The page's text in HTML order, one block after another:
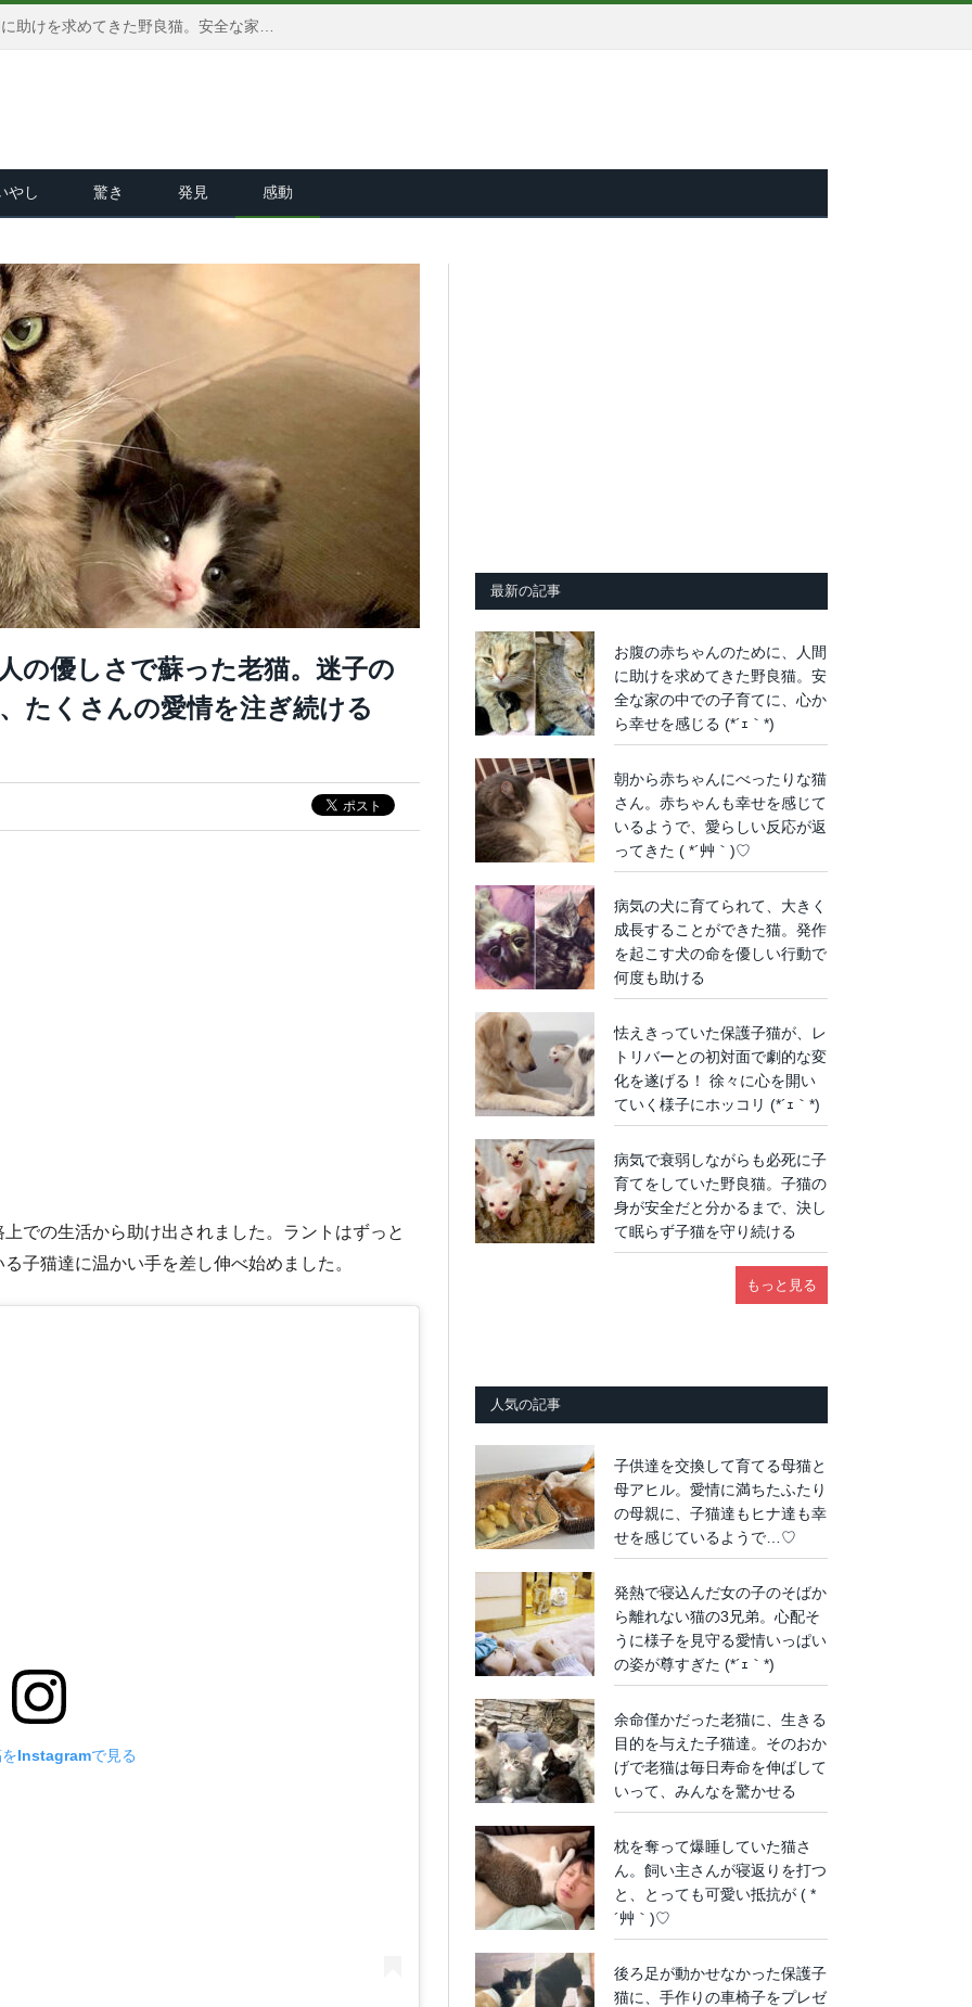
お腹の赤ちゃんのために、人間に助けを求めてきた野良猫。安全な家の中での子育てに、心から幸せを感じる (*´ｪ｀*)
やし 驚き 発見 感動
の優しさで蘇った老猫。迷子の
たくさんの愛情を注ぎ続ける
での生活から助け出されました。ラントはずっと
子猫達に温かい手を差し伸べ始めました。
をInstagramで見る
最新の記事
お腹の赤ちゃんのために、人間
に助けを求めてきた野良猫。安
全な家の中での子育てに、心か
ら幸せを感じる (*´ｪ｀*)
朝から赤ちゃんにべったりな猫
さん。赤ちゃんも幸せを感じて
いるようで、愛らしい反応が返
ってきた ( *´艸｀)♡
病気の犬に育てられて、大きく
成長することができた猫。発作
を起こす犬の命を優しい行動で
何度も助ける
怯えきっていた保護子猫が、レ
トリバーとの初対面で劇的な変
化を遂げる！ 徐々に心を開い
ていく様子にホッコリ (*´ｪ｀*)
病気で衰弱しながらも必死に子
育てをしていた野良猫。子猫の
身が安全だと分かるまで、決し
て眠らず子猫を守り続ける
もっと見る
人気の記事
子供達を交換して育てる母猫と
母アヒル。愛情に満ちたふたり
の母親に、子猫達もヒナ達も幸
せを感じているようで…♡
発熱で寝込んだ女の子のそばか
ら離れない猫の3兄弟。心配そ
うに様子を見守る愛情いっぱい
の姿が尊すぎた (*´ｪ｀*)
余命僅かだった老猫に、生きる
目的を与えた子猫達。そのおか
げで老猫は毎日寿命を伸ばして
いって、みんなを驚かせる
枕を奪って爆睡していた猫さ
ん。飼い主さんが寝返りを打つ
と、とっても可愛い抵抗が ( *
´艸｀)♡
後ろ足が動かせなかった保護子
猫に、手作りの車椅子をプレゼ